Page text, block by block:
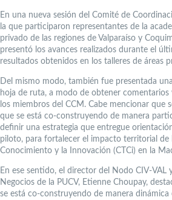
En una nueva sesión del Comité de
la que participaron representantes de la
privado de las regiones de Valparaíso y
presentó los avances realizados durante el
resultados obtenidos en los talleres de áreas
Del mismo modo, también fue presentada
hoja de ruta, a modo de obtener
los miembros del CCM. Cabe mencionar que
que se está co-construyendo de manera
definir una estrategia que entregue
piloto, para fortalecer el impacto territorial de
Conocimiento y la Innovación (CTCi) en la
En ese sentido, el director del Nodo CIV-
Negocios de la PUCV, Etienne Choupay,
se está co-construyendo de manera dinámica